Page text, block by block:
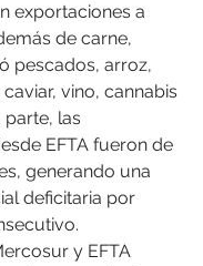
exportaciones a
de carne,
pescados, arroz,
vino, cannabis
las
EFTA fueron de
generando una
deficitaria por
y EFTA